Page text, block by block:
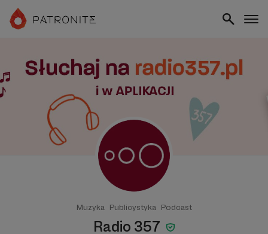
Muzyka Publicystyka Podcast
Radio 357